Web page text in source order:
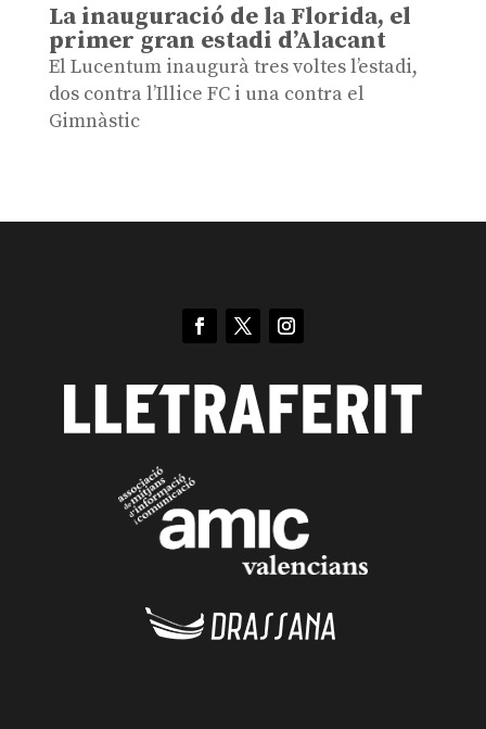
La inauguració de la Florida, el
primer gran estadi d’Alacant
El Lucentum inaugurà tres voltes l’estadi,
dos contra l’Illice FC i una contra el
Gimnàstic